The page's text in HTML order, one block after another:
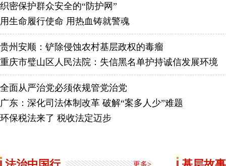
织密保护群众安全的“防护网”
用生命履行使命 用热血铸就警魂
贵州安顺：铲除侵蚀农村基层政权的毒瘤
重庆市璧山区人民法院：失信黑名单护持诚信发展环境
全面从严治党必须依规管党治党
广东：深化司法体制改革 破解“案多人少”难题
环保税法来了 税收法定迈步
更多>